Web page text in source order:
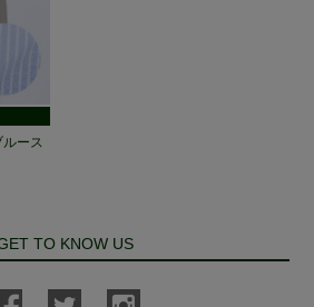
ース
TO KNOW US